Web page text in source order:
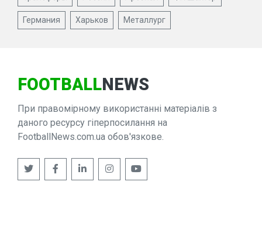
Германия Харьков Металлург
FOOTBALLNEWS
При правомірному використанні матеріалів з
даного ресурсу гіперпосилання на
FootballNews.com.ua обов'язкове.